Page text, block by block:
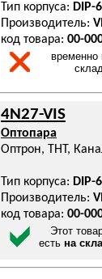
Тип корпуса: DIP-6
Производитель:
код товара: 00-
временно
4N27-VIS
Оптопара
Оптрон, THT,
Тип корпуса: DIP-
Производитель:
код товара: 00-
Этот
есть на